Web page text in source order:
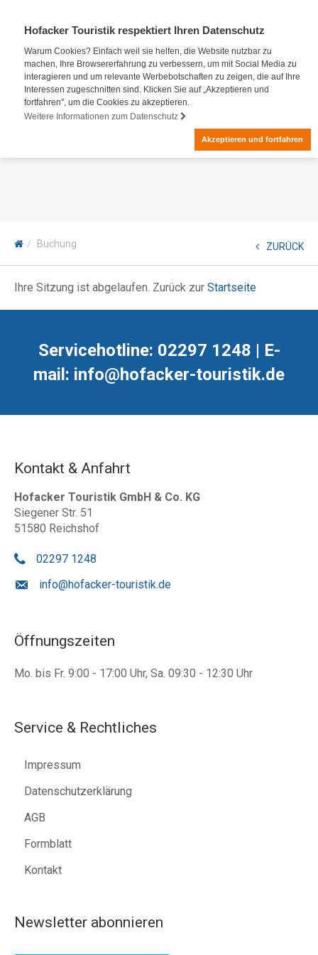
Hofacker Touristik respektiert Ihren Datenschutz
Warum Cookies? Einfach weil sie helfen, die Website nutzbar zu
machen, Ihre Browsererfahrung zu verbessern, um mit Social Media zu
interagieren und um relevante Werbebotschaften zu zeigen, die auf Ihre
Interessen zugeschnitten sind. Klicken Sie auf „Akzeptieren und
fortfahren", um die Cookies zu akzeptieren.
Weitere Informationen zum Datenschutz
Akzeptieren und fortfahren
Buchung ZURÜCK
Ihre Sitzung ist abgelaufen. Zurück zur Startseite
Servicehotline: 02297 1248 | E-
mail: info@hofacker-touristik.de
Kontakt & Anfahrt
Hofacker Touristik GmbH & Co. KG
Siegener Str. 51
51580 Reichshof
02297 1248
info@hofacker-touristik.de
Öffnungszeiten
Mo. bis Fr. 9:00 - 17:00 Uhr, Sa. 09:30 - 12:30 Uhr
Service & Rechtliches
Impressum
Datenschutzerklärung
AGB
Formblatt
Kontakt
Newsletter abonnieren